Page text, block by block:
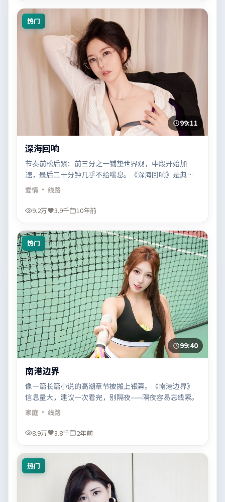
热门
99:11
深海回响
节奏前松后紧：前三分之一铺垫世界观，中段开始加
速，最后二十分钟几乎不给喘息。《深海回响》是典型
的「熬过去就上头」。
爱情 · 线路
9.2万 3.9千 10年前
热门
99:40
南港边界
像一篇长篇小说的高潮章节被搬上银幕。《南港边界》
信息量大，建议一次看完，别隔夜——隔夜容易忘线索。
家庭 · 线路
8.9万 3.8千 2年前
热门